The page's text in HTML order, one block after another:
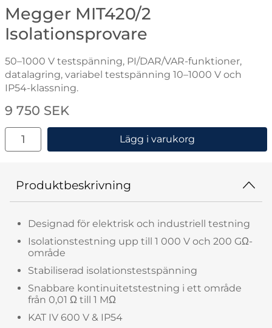
Gå till varumärkessidan för Megger
Megger MIT420/2
Isolationsprovare
50–1000 V testspänning, PI/DAR/VAR-funktioner,
datalagring, variabel testspänning 10–1000 V och
IP54-klassning.
Handla denna produkt Megger MIT420/2
pris
9 750 SEK
antal
Lägg i varukorg
Produktbeskrivning
Designad för elektrisk och industriell testning
Isolationstestning upp till 1 000 V och 200 GΩ-
område
Stabiliserad isolationstestspänning
Snabbare kontinuitetstestning i ett område
från 0,01 Ω till 1 MΩ
KAT IV 600 V & IP54